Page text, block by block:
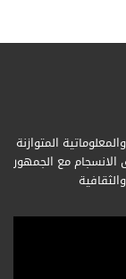
المتوازنة
الانسجام مع الجمهور